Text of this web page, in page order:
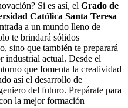
Si es así, el Grado de
Católica Santa Teresa
a un mundo lleno de
te brindará sólidos
sino que también te preparará
industrial actual. Desde el
que fomenta la creatividad
así el desarrollo de
del futuro. Prepárate para
la mejor formación